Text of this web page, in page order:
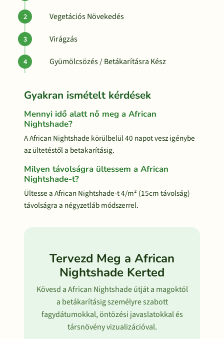
Vegetációs Növekedés
Virágzás
Gyümölcsözés / Betákarításra Kész
Gyakran ismételt kérdések
Mennyi idő alatt nő meg a African
Nightshade?
A African Nightshade körülbelül 40 napot vesz igénybe
az ültetéstől a betakarításig.
Milyen távolságra ültessem a African
Nightshade-t?
Ültesse a African Nightshade-t 4/m² (15cm távolság)
távolságra a négyzetláb módszerrel.
Tervezd Meg a African
Nightshade Kerted
Kövesd a African Nightshade útját a magoktól
a betákarításig személyre szabott
fagydátumokkal, öntözési javaslatokkal és
társnövény vizualizációval.